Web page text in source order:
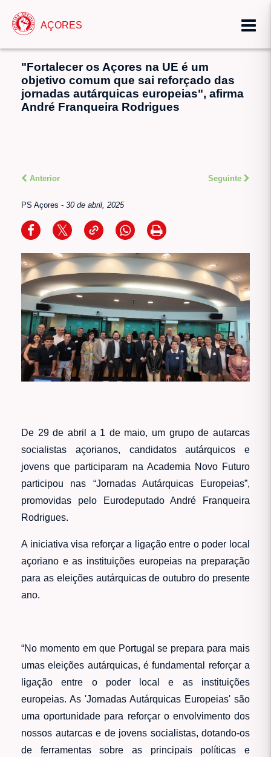
AÇORES
"Fortalecer os Açores na UE é um
objetivo comum que sai reforçado das
jornadas autárquicas europeias", afirma
André Franqueira Rodrigues
Anterior Seguinte
PS Açores - 30 de abril, 2025
De 29 de abril a 1 de maio, um grupo de autarcas
socialistas açorianos, candidatos autárquicos e
jovens que participaram na Academia Novo Futuro
participou nas “Jornadas Autárquicas Europeias”,
promovidas pelo Eurodeputado André Franqueira
Rodrigues.
A iniciativa visa reforçar a ligação entre o poder local
açoriano e as instituições europeias na preparação
para as eleições autárquicas de outubro do presente
ano.
“No momento em que Portugal se prepara para mais
umas eleições autárquicas, é fundamental reforçar a
ligação entre o poder local e as instituições
europeias. As 'Jornadas Autárquicas Europeias' são
uma oportunidade para reforçar o envolvimento dos
nossos autarcas e de jovens socialistas, dotando-os
de ferramentas sobre as principais políticas e